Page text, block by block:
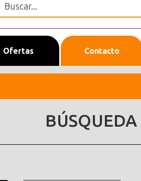
Ofertas Contacto
BÚSQUEDA